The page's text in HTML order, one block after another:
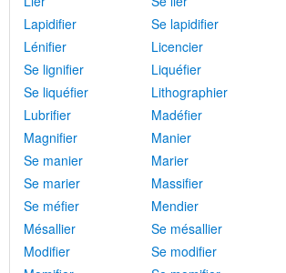
Lapidifier
Se lapidifier
Lénifier
Licencier
Se lignifier
Liquéfier
Se liquéfier
Lithographier
Lubrifier
Madéfier
Magnifier
Manier
Se manier
Marier
Se marier
Massifier
Se méfier
Mendier
Mésallier
Se mésallier
Modifier
Se modifier